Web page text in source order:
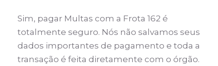
Sim, pagar Multas com a Frota 162 é
totalmente seguro. Nós não salvamos seus
dados importantes de pagamento e toda a
transação é feita diretamente com o órgão.